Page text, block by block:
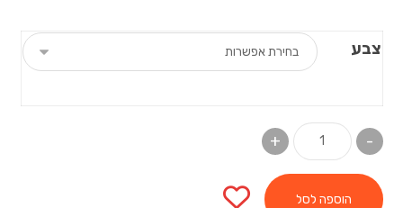
צבע
-
+
הוספה לסל